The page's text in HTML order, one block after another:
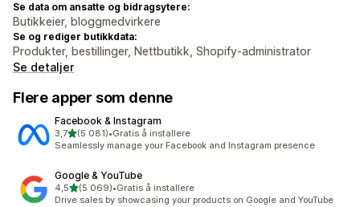
Se data om ansatte og bidragsytere:
Butikkeier, bloggmedvirkere
Se og rediger butikkdata:
Produkter, bestillinger, Nettbutikk, Shopify-administrator
Se detaljer
Flere apper som denne
Facebook & Instagram
3,7av 5 stjerner
(5 081)
Totalt 5081 omtaler
•Gratis å installere
Seamlessly manage your Facebook and Instagram presence
Google & YouTube
4,5av 5 stjerner
(5 069)
Totalt 5069 omtaler
•Gratis å installere
Drive sales by showcasing your products on Google and YouTube